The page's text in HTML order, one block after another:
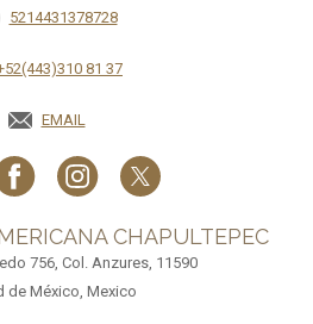
5214431378728
81 37
EMAIL
CHAPULTEPEC
756, Col. Anzures, 11590
de México, Mexico